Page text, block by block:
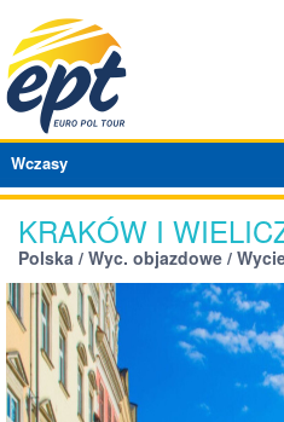
Wczasy
KRAKÓW I
Polska / Wyc. objazdowe /